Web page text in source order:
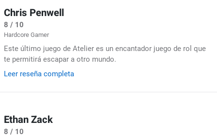
Chris Penwell
8 / 10
Hardcore Gamer
Este último juego de Atelier es un encantador juego de rol que
te permitirá escapar a otro mundo.
Leer reseña completa
Ethan Zack
8 / 10